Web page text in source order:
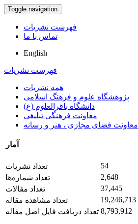
Toggle navigation
فهرست نشریات
تماس با ما
English
فهرست نشریات
همه نشریات
پژوهشگاه علوم و فرهنگ اسلامی
دانشگاه باقرالعلوم (ع)
معاونت فرهنگی تبلیغی
معاونت فضای مجازی ، هنر و رسانه
آمار
تعداد نشریات
54
تعداد شماره‌ها
2,648
تعداد مقالات
37,445
تعداد مشاهده مقاله
19,246,713
تعداد دریافت فایل اصل مقاله 8,793,912